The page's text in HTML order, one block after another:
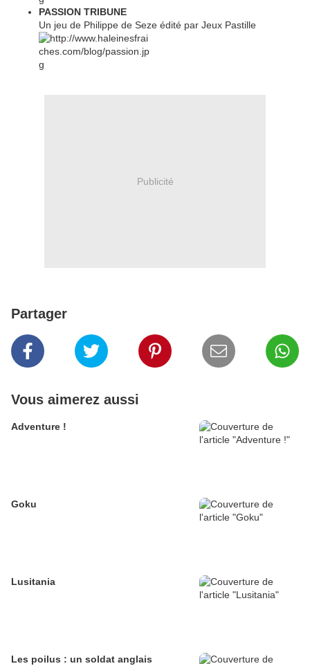
PASSION TRIBUNE
Un jeu de Philippe de Seze édité par Jeux Pastille
Publicité
Partager
Vous aimerez aussi
Adventure !
Goku
Lusitania
Les poilus : un soldat anglais